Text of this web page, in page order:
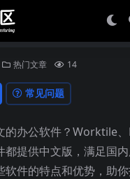
热门文章 14
常见问题
的办公软件？Worktile
都提供中文版，满足国
软件的特点和优势，助